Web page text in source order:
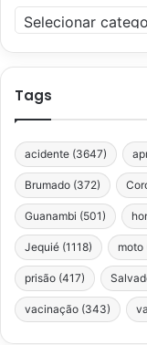
Categorias
Tags
acidente (3647)
Brumado (372)
Guanambi (501)
Jequié (1118) moto
prisão (417)
vacinação (343)